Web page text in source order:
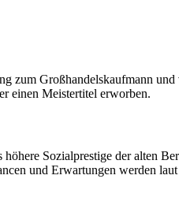
zum Großhandelskaufmann
einen Meistertitel erworben.
Sozialprestige der alten
und Erwartungen werden